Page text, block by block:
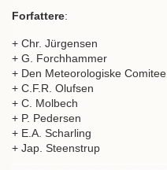
Forfattere:
+ Chr. Jürgensen
+ G. Forchhammer
+ Den Meteorologiske Comitee
+ C.F.R. Olufsen
+ C. Molbech
+ P. Pedersen
+ E.A. Scharling
+ Jap. Steenstrup